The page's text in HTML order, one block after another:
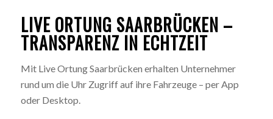
LIVE ORTUNG SAARBRÜCKEN –
TRANSPARENZ IN ECHTZEIT
Mit Live Ortung Saarbrücken erhalten Unternehmer
rund um die Uhr Zugriff auf ihre Fahrzeuge – per App
oder Desktop.